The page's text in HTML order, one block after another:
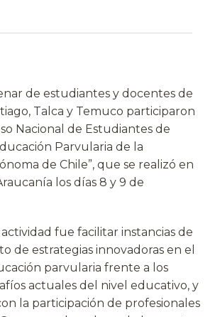
de estudiantes y docentes de
Talca y Temuco participaron
Nacional de Estudiantes de
Parvularia de la
de Chile”, que se realizó en
los días 8 y 9 de
fue facilitar instancias de
de estrategias innovadoras en el
parvularia frente a los
actuales del nivel educativo, y
la participación de profesionales